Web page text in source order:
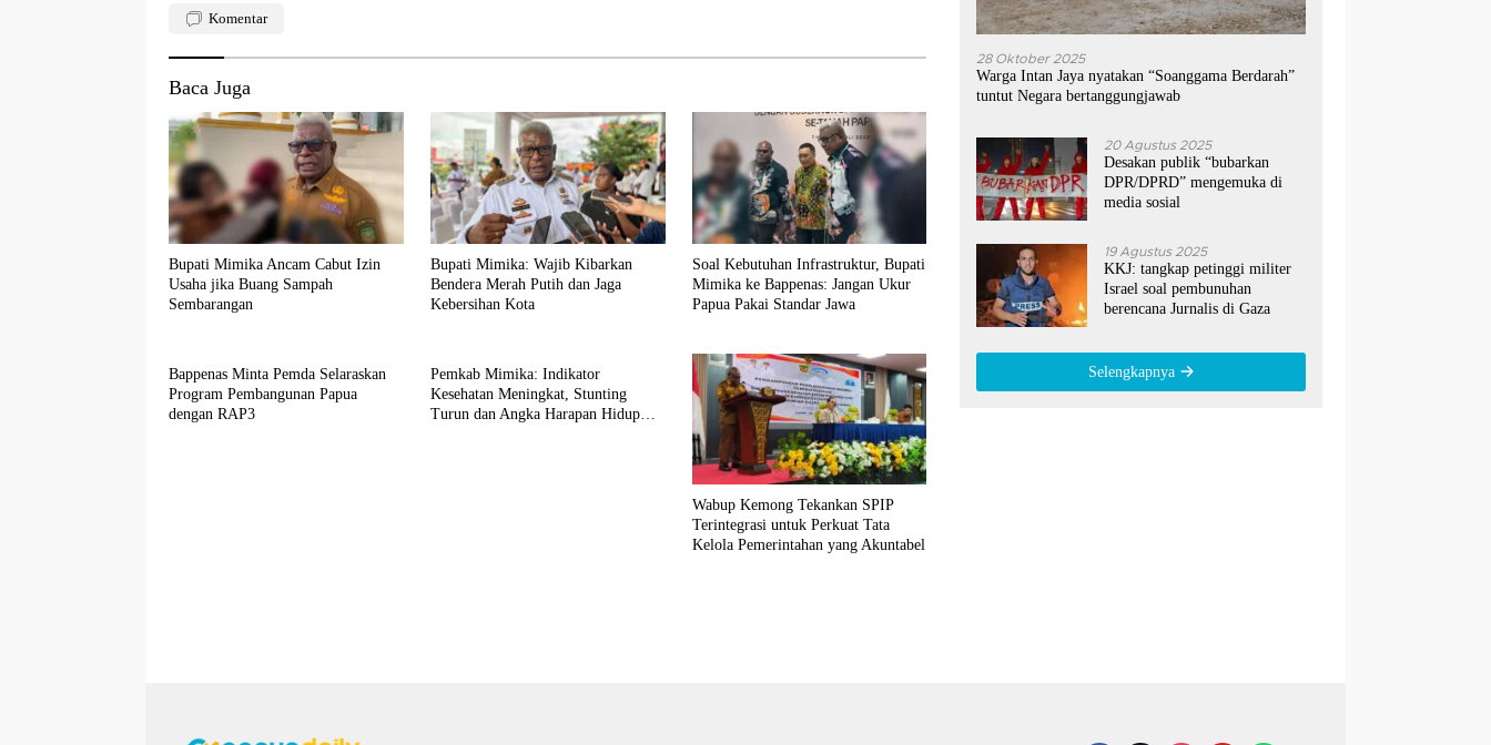
Komentar
Baca Juga
Bupati Mimika Ancam Cabut Izin
Usaha jika Buang Sampah
Sembarangan
Bupati Mimika: Wajib Kibarkan
Bendera Merah Putih dan Jaga
Kebersihan Kota
Soal Kebutuhan Infrastruktur, Bupati
Mimika ke Bappenas: Jangan Ukur
Papua Pakai Standar Jawa
Bappenas Minta Pemda Selaraskan
Program Pembangunan Papua
dengan RAP3
Pemkab Mimika: Indikator
Kesehatan Meningkat, Stunting
Turun dan Angka Harapan Hidup
Wabup Kemong Tekankan SPIP
Terintegrasi untuk Perkuat Tata
Kelola Pemerintahan yang Akuntabel
28 Oktober 2025
Warga Intan Jaya nyatakan “Soanggama Berdarah”
tuntut Negara bertanggungjawab
20 Agustus 2025
Desakan publik “bubarkan
DPR/DPRD” mengemuka di
media sosial
19 Agustus 2025
KKJ: tangkap petinggi militer
Israel soal pembunuhan
berencana Jurnalis di Gaza
Selengkapnya